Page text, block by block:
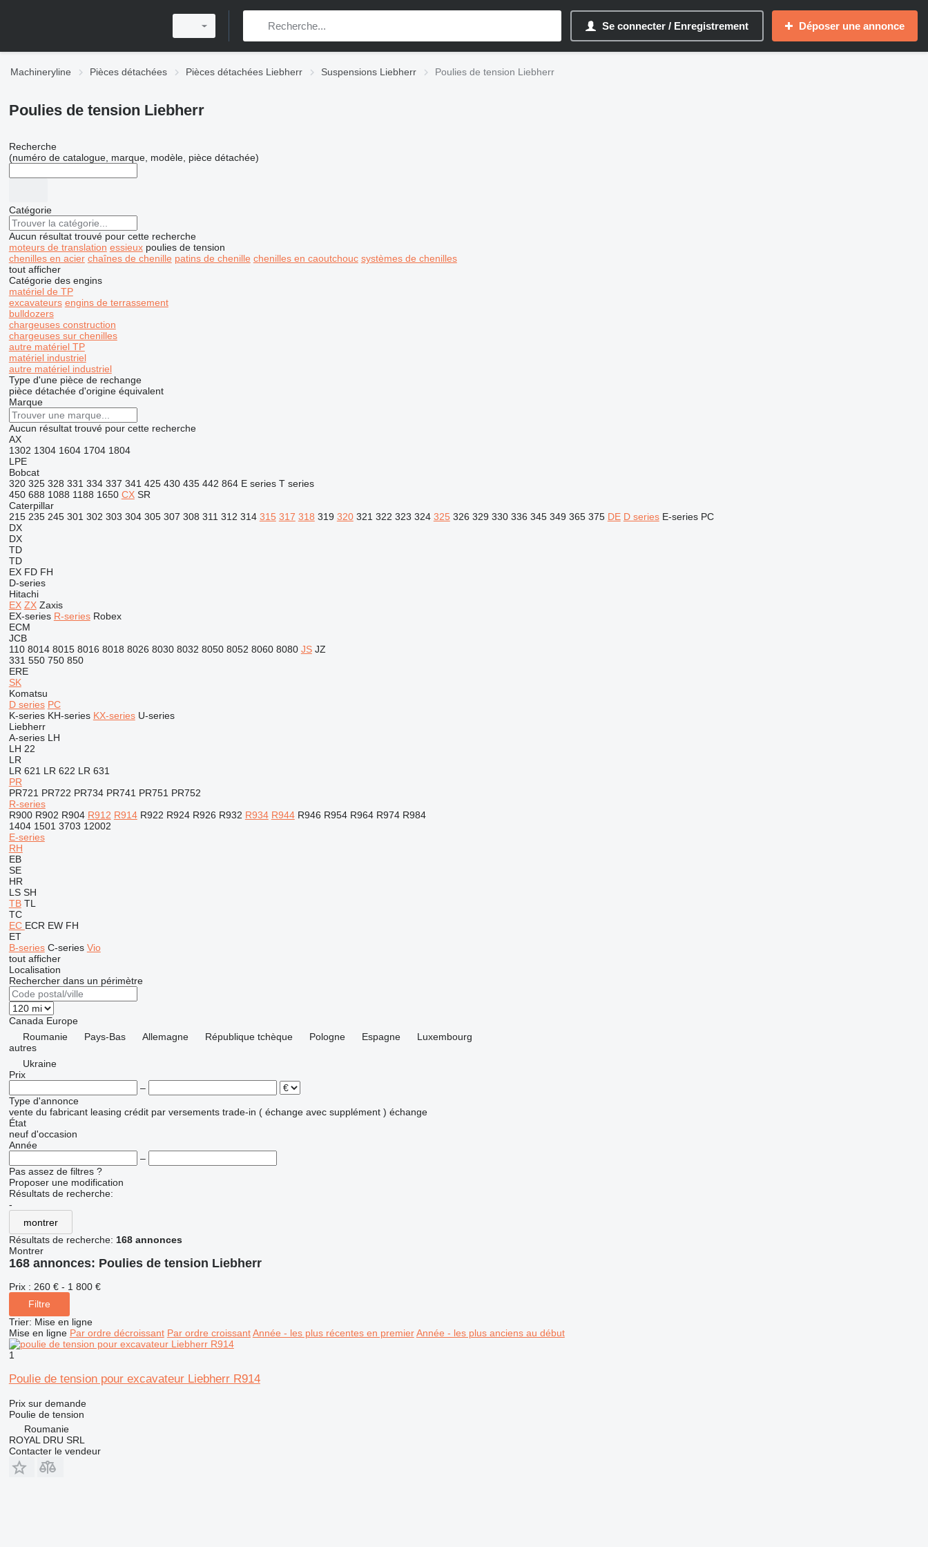
Se connecter / Enregistrement Déposer une annonce
Machineryline Pièces détachées Pièces détachées Liebherr Suspensions Liebherr Poulies de tension Liebherr
Poulies de tension Liebherr
Recherche
(numéro de catalogue, marque, modèle, pièce détachée)
Catégorie
Aucun résultat trouvé pour cette recherche
moteurs de translation essieux poulies de tension
chenilles en acier chaînes de chenille patins de chenille chenilles en caoutchouc systèmes de chenilles
tout afficher
Catégorie des engins
matériel de TP
excavateurs engins de terrassement
bulldozers
chargeuses construction
chargeuses sur chenilles
autre matériel TP
matériel industriel
autre matériel industriel
Type d'une pièce de rechange
pièce détachée d'origine équivalent
Marque
Aucun résultat trouvé pour cette recherche
AX
1302 1304 1604 1704 1804
LPE
Bobcat
320 325 328 331 334 337 341 425 430 435 442 864 E series T series
450 688 1088 1188 1650 CX SR
Caterpillar
215 235 245 301 302 303 304 305 307 308 311 312 314 315 317 318 319 320 321 322 323 324 325 326 329 330 336 345 349 365 375 DE D series E-series PC
DX
DX
TD
TD
EX FD FH
D-series
Hitachi
EX ZX Zaxis
EX-series R-series Robex
ECM
JCB
110 8014 8015 8016 8018 8026 8030 8032 8050 8052 8060 8080 JS JZ
331 550 750 850
ERE
SK
Komatsu
D series PC
K-series KH-series KX-series U-series
Liebherr
A-series LH
LH 22
LR
LR 621 LR 622 LR 631
PR
PR721 PR722 PR734 PR741 PR751 PR752
R-series
R900 R902 R904 R912 R914 R922 R924 R926 R932 R934 R944 R946 R954 R964 R974 R984
1404 1501 3703 12002
E-series
RH
EB
SE
HR
LS SH
TB TL
TC
EC ECR EW FH
ET
B-series C-series Vio
tout afficher
Localisation
Rechercher dans un périmètre
Canada Europe
Roumanie
Pays-Bas Allemagne République tchèque Pologne Espagne
Luxembourg
autres
Ukraine
Prix
–
Type d'annonce
vente du fabricant leasing crédit par versements trade-in ( échange avec supplément ) échange
État
neuf d'occasion
Année
–
Pas assez de filtres ?
Proposer une modification
Résultats de recherche:
-
montrer
Résultats de recherche: 168 annonces
Montrer
168 annonces: Poulies de tension Liebherr
Prix : 260 € - 1 800 €
Filtre
Trier: Mise en ligne
Mise en ligne Par ordre décroissant Par ordre croissant Année - les plus récentes en premier Année - les plus anciens au début
1
Poulie de tension pour excavateur Liebherr R914
Prix sur demande
Poulie de tension
Roumanie
ROYAL DRU SRL
Contacter le vendeur